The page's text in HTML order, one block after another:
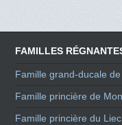
FAMILLES
Famille grand-ducale
Famille princière de
Famille princière du